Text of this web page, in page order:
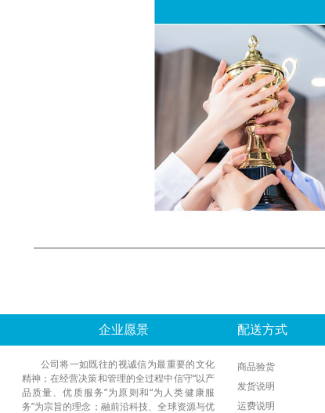
企业愿景
公司将一如既往的视诚信为最重要的文化
精神；在经营决策和管理的全过程中信守“以产
品质量、优质服务”为原则和“为人类健康服
务”为宗旨的理念；融前沿科技、全球资源与优
配送方式
商品验货
发货说明
运费说明